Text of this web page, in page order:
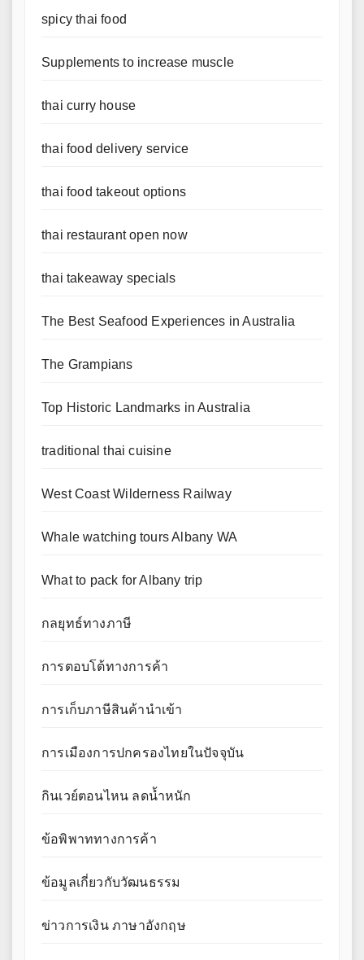
spicy thai food
Supplements to increase muscle
thai curry house
thai food delivery service
thai food takeout options
thai restaurant open now
thai takeaway specials
The Best Seafood Experiences in Australia
The Grampians
Top Historic Landmarks in Australia
traditional thai cuisine
West Coast Wilderness Railway
Whale watching tours Albany WA
What to pack for Albany trip
กลยุทธ์ทางภาษี
การตอบโต้ทางการค้า
การเก็บภาษีสินค้านำเข้า
การเมืองการปกครองไทยในปัจจุบัน
กินเวย์ตอนไหน ลดน้ำหนัก
ข้อพิพาททางการค้า
ข้อมูลเกี่ยวกับวัฒนธรรม
ข่าวการเงิน ภาษาอังกฤษ